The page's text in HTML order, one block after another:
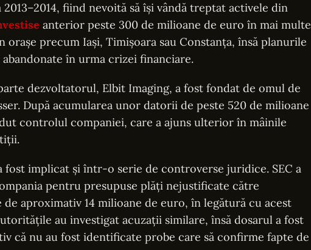
fiind nevoită să își vândă treptat activele din
anterior peste 300 de milioane de euro în mai multe
precum Iași, Timișoara sau Constanța, însă planurile
în urma crizei financiare.
dezvoltatorul, Elbit Imaging, a fost fondat de omul de
După acumularea unor datorii de peste 520 de milioane
controlul companiei, care a ajuns ulterior în mâinile
fost implicat și într-o serie de controverse juridice. SEC a
pentru presupuse plăți nejustificate către
aproximativ 14 milioane de euro, în legătură cu acest
au investigat acuzații similare, însă dosarul a fost
că nu au fost identificate probe care să confirme fapte de